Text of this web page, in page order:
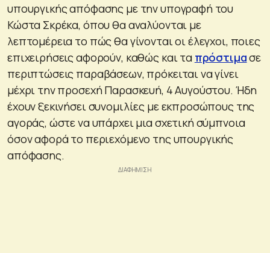
υπουργικής απόφασης με την υπογραφή του
Κώστα Σκρέκα, όπου θα αναλύονται με
λεπτομέρεια το πώς θα γίνονται οι έλεγχοι, ποιες
επιχειρήσεις αφορούν, καθώς και τα πρόστιμασε
περιπτώσεις παραβάσεων, πρόκειται να γίνει
μέχρι την προσεχή Παρασκευή, 4 Αυγούστου. Ήδη
έχουν ξεκινήσει συνομιλίες με εκπροσώπους της
αγοράς, ώστε να υπάρχει μια σχετική σύμπνοια
όσον αφορά το περιεχόμενο της υπουργικής
απόφασης.